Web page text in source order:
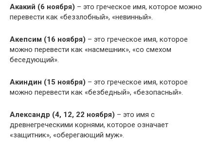
Акакий (6 ноября) – это греческое имя, которое можно
перевести как «беззлобный», «невинный».
Акепсим (16 ноября) – это греческое имя, которое
можно перевести как «насмешник», «со смехом
беседующий».
Акиндин (15 ноября) – это греческое имя, которое
можно перевести как «безбедный», «безопасный».
Александр (4, 12, 22 ноября) – это имя с
древнегреческими корнями, которое означает
«защитник», «оберегающий муж».